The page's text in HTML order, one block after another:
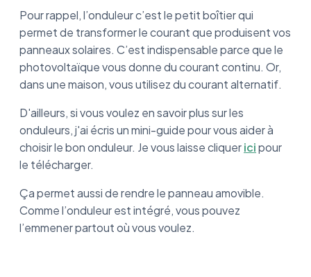
Pour rappel, l’onduleur c’est le petit boîtier qui
permet de transformer le courant que produisent vos
panneaux solaires. C’est indispensable parce que le
photovoltaïque vous donne du courant continu. Or,
dans une maison, vous utilisez du courant alternatif.
D'ailleurs, si vous voulez en savoir plus sur les
onduleurs, j'ai écris un mini-guide pour vous aider à
choisir le bon onduleur. Je vous laisse cliquericipour
le télécharger.
Ça permet aussi de rendre le panneau amovible.
Comme l’onduleur est intégré, vous pouvez
l’emmener partout où vous voulez.